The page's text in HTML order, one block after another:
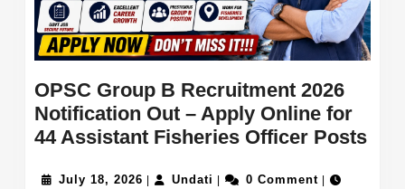
OPSC Group B Recruitment 2026
Notification Out – Apply Online for
44 Assistant Fisheries Officer Posts
July 18, 2026 July
Undati Undati0 Comment